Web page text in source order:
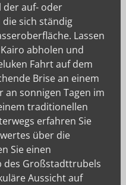
der auf- oder
sich ständig
Lassen
abholen und
Fahrt auf dem
Brise an einem
an sonnigen Tagen im
traditionellen
erfahren Sie
über die
Sie einen
des Großstadttrubels
Aussicht auf